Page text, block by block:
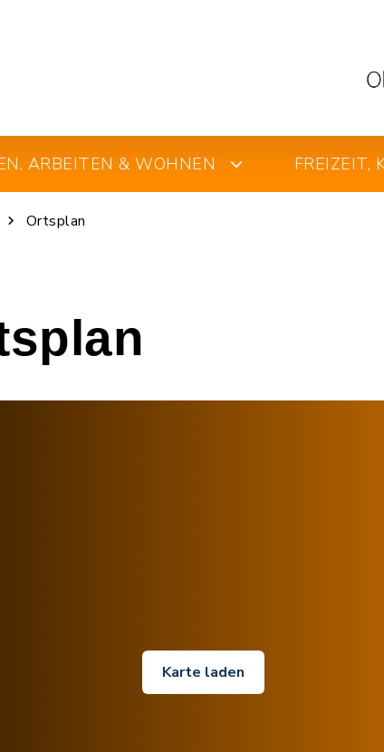
ARBEITEN & WOHNEN FREIZEIT,
Ortsplan
Karte laden